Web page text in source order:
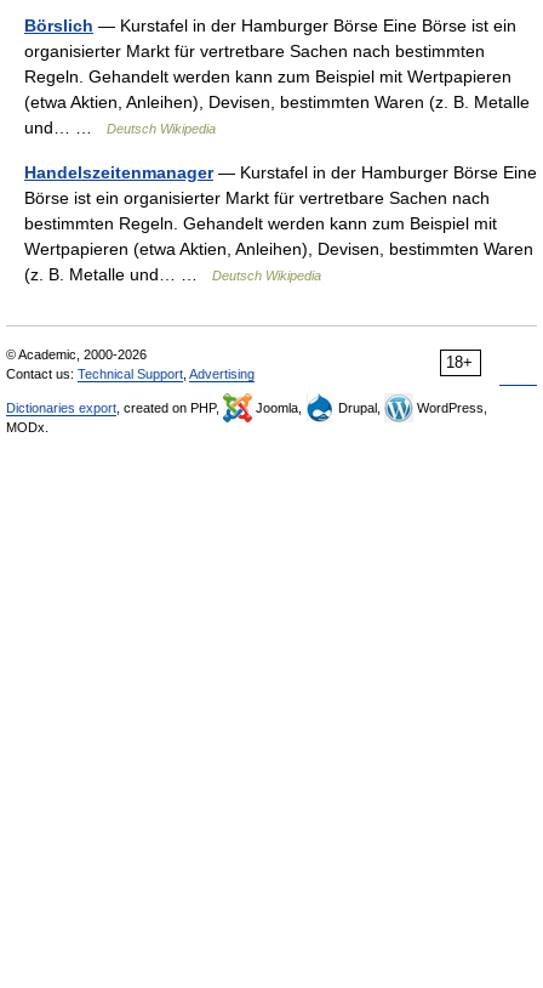
Börslich — Kurstafel in der Hamburger Börse Eine Börse ist ein
organisierter Markt für vertretbare Sachen nach bestimmten
Regeln. Gehandelt werden kann zum Beispiel mit Wertpapieren
(etwa Aktien, Anleihen), Devisen, bestimmten Waren (z. B. Metalle
und… …
Deutsch Wikipedia
Handelszeitenmanager— Kurstafel in der Hamburger Börse Eine
Börse ist ein organisierter Markt für vertretbare Sachen nach
bestimmten Regeln. Gehandelt werden kann zum Beispiel mit
Wertpapieren (etwa Aktien, Anleihen), Devisen, bestimmten Waren
(z. B. Metalle und… …
Deutsch Wikipedia
18+
© Academic, 2000-2026
Contact us: Technical Support Advertising
Dictionaries export , created on PHP, Joomla, Drupal,
WordPress,
MODx.